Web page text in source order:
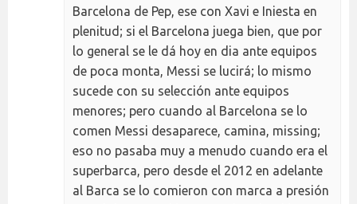
Barcelona de Pep, ese con Xavi e Iniesta en
plenitud; si el Barcelona juega bien, que por
lo general se le dá hoy en dia ante equipos
de poca monta, Messi se lucirá; lo mismo
sucede con su selección ante equipos
menores; pero cuando al Barcelona se lo
comen Messi desaparece, camina, missing;
eso no pasaba muy a menudo cuando era el
superbarca, pero desde el 2012 en adelante
al Barca se lo comieron con marca a presión